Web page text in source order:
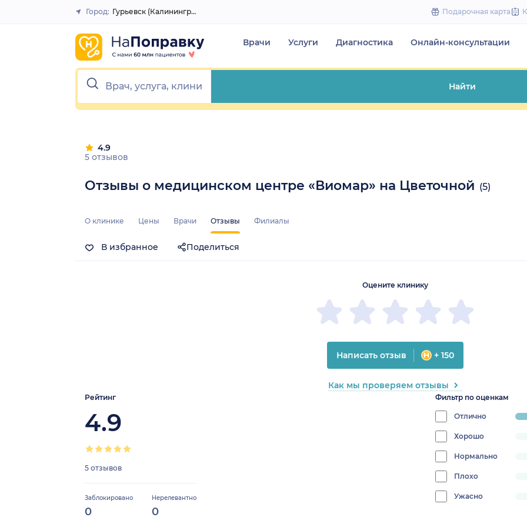
Закрыть
Город: Гурьевск (Калининградская обл.) Подарочная карта
Врачи Услуги Диагностика Онлайн-консультации
Найти
Отзывы о медицинском центре «Виомар» на Цветочной (5)
4.9
5 отзывов
О клинике Цены Врачи Отзывы Филиалы
В избранное Поделиться
Рейтинг
4.9
5 отзывов
Заблокировано
0
Нерелевантно
0
Фильтр по оценкам
Отлично
Хорошо
Нормально
Плохо
Ужасно
Оцените клинику
Написать отзыв + 150
Как мы проверяем отзывы